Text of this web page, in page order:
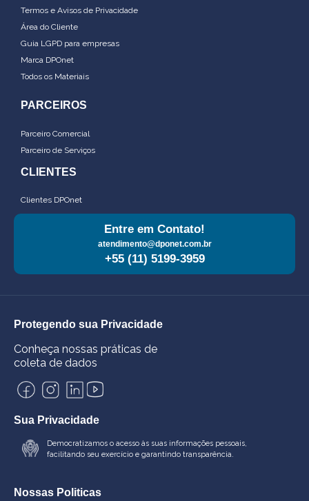
Termos e Avisos de Privacidade
Área do Cliente
Guia LGPD para empresas
Marca DPOnet
Todos os Materiais
PARCEIROS
Parceiro Comercial
Parceiro de Serviços
CLIENTES
Clientes DPOnet
Entre em Contato!
atendimento@dponet.com.br
+55 (11) 5199-3959
Protegendo sua Privacidade
Conheça nossas práticas de
coleta de dados
Sua Privacidade
Democratizamos o acesso às suas informações pessoais,
facilitando seu exercício e garantindo transparência.
Nossas Politicas